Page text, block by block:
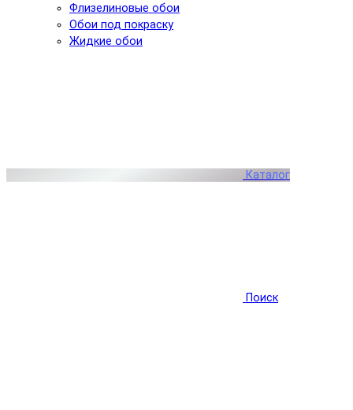
Флизелиновые обои
Обои под покраску
Жидкие обои
Каталог
Поиск